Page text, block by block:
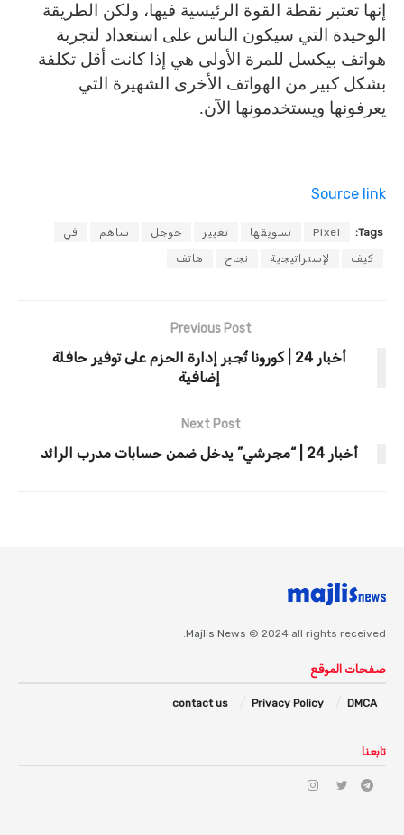
إنها تعتبر نقطة القوة الرئيسية فيها، ولكن الطريقة
الوحيدة التي سيكون الناس على استعداد لتجربة
هواتف بيكسل للمرة الأولى هي إذا كانت أقل تكلفة
بشكل كبير من الهواتف الأخرى الشهيرة التي
يعرفونها ويستخدمونها الآن.
Source link
Tags:
Pixel تسويقها تغيير جوجل ساهم في
كيف لإستراتيجية نجاح هاتف
Previous Post
أخبار 24 | كورونا تُجبر إدارة الحزم على توفير حافلة
إضافية
Next Post
أخبار 24 | “مجرشي” يدخل ضمن حسابات مدرب الرائد
Majlis News © 2024 all rights received.
صفحات الموقع
DMCA
Privacy Policy
contact us
تابعنا